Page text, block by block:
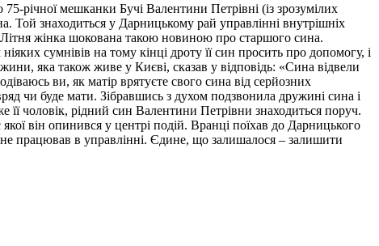
мешканки Бучі Валентини Петрівні (із зрозумілих
Той знаходиться у Дарницькому рай управлінні внутрішніх
Літня жінка шокована такою новиною про старшого сина.
сумнівів на тому кінці дроту її син просить про допомогу, і
яка також живе у Києві, сказав у відповідь: «Сина відвели
ви, як матір врятуєте свого сина від серйозних
чи буде мати. Зібравшись з духом подзвонила дружині сина і
її чоловік, рідний син Валентини Петрівни знаходиться поруч.
він опинився у центрі подій. Вранці поїхав до Дарницького
працював в управлінні. Єдине, що залишалося – залишити